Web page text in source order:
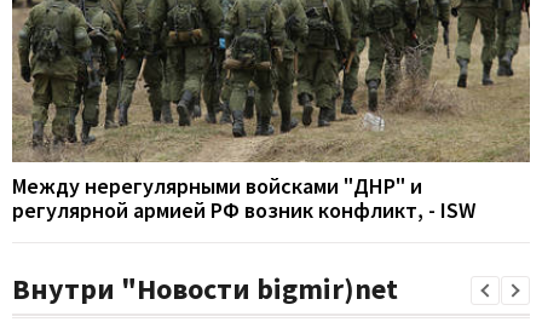
Между нерегулярными войсками "ДНР" и
регулярной армией РФ возник конфликт, - ISW
Внутри "Новости bigmir)net